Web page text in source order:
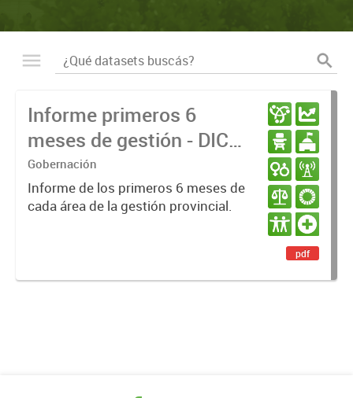
Informe primeros 6
meses de gestión - DIC
23 / JUN 24
Gobernación
Informe de los primeros 6 meses de
cada área de la gestión provincial.
pdf